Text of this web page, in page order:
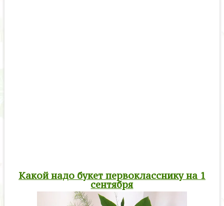
Какой надо букет первокласснику на 1
сентября